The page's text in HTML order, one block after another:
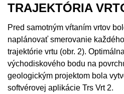
TRAJEKTÓRIA
Pred samotným vŕtaním vrtov
naplánovať smerovanie
trajektórie vrtu (obr. 2).
východiskového bodu na
geologickým projektom bola
softvérovej aplikácie Trs Vrt 2.